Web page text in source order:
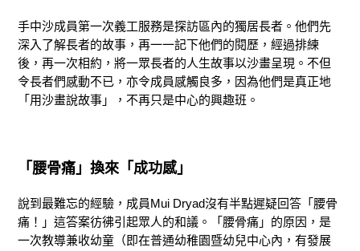
手中沙成員第一次義工服務是探訪區內的獨居長者。他們先
深入了解長者的故事，再一一記下他們的閱歷，經過排練
後，再一次相約，將一眾長者的人生故事以沙畫呈現。不但
令長者們感動不已，亦令成員感觸良多，因為他們是真正地
「用沙畫說故事」，不再只是中心的興趣班。
「腰骨痛」換來「成功感」
說到最難忘的經驗，成員Mui Dryad沒有半點遲疑回答「腰骨
痛！」這答案彷彿引起眾人的和議。「腰骨痛」的原因，是
一次教導兼收幼童（即在普通幼稚園暨幼兒中心內，有發展